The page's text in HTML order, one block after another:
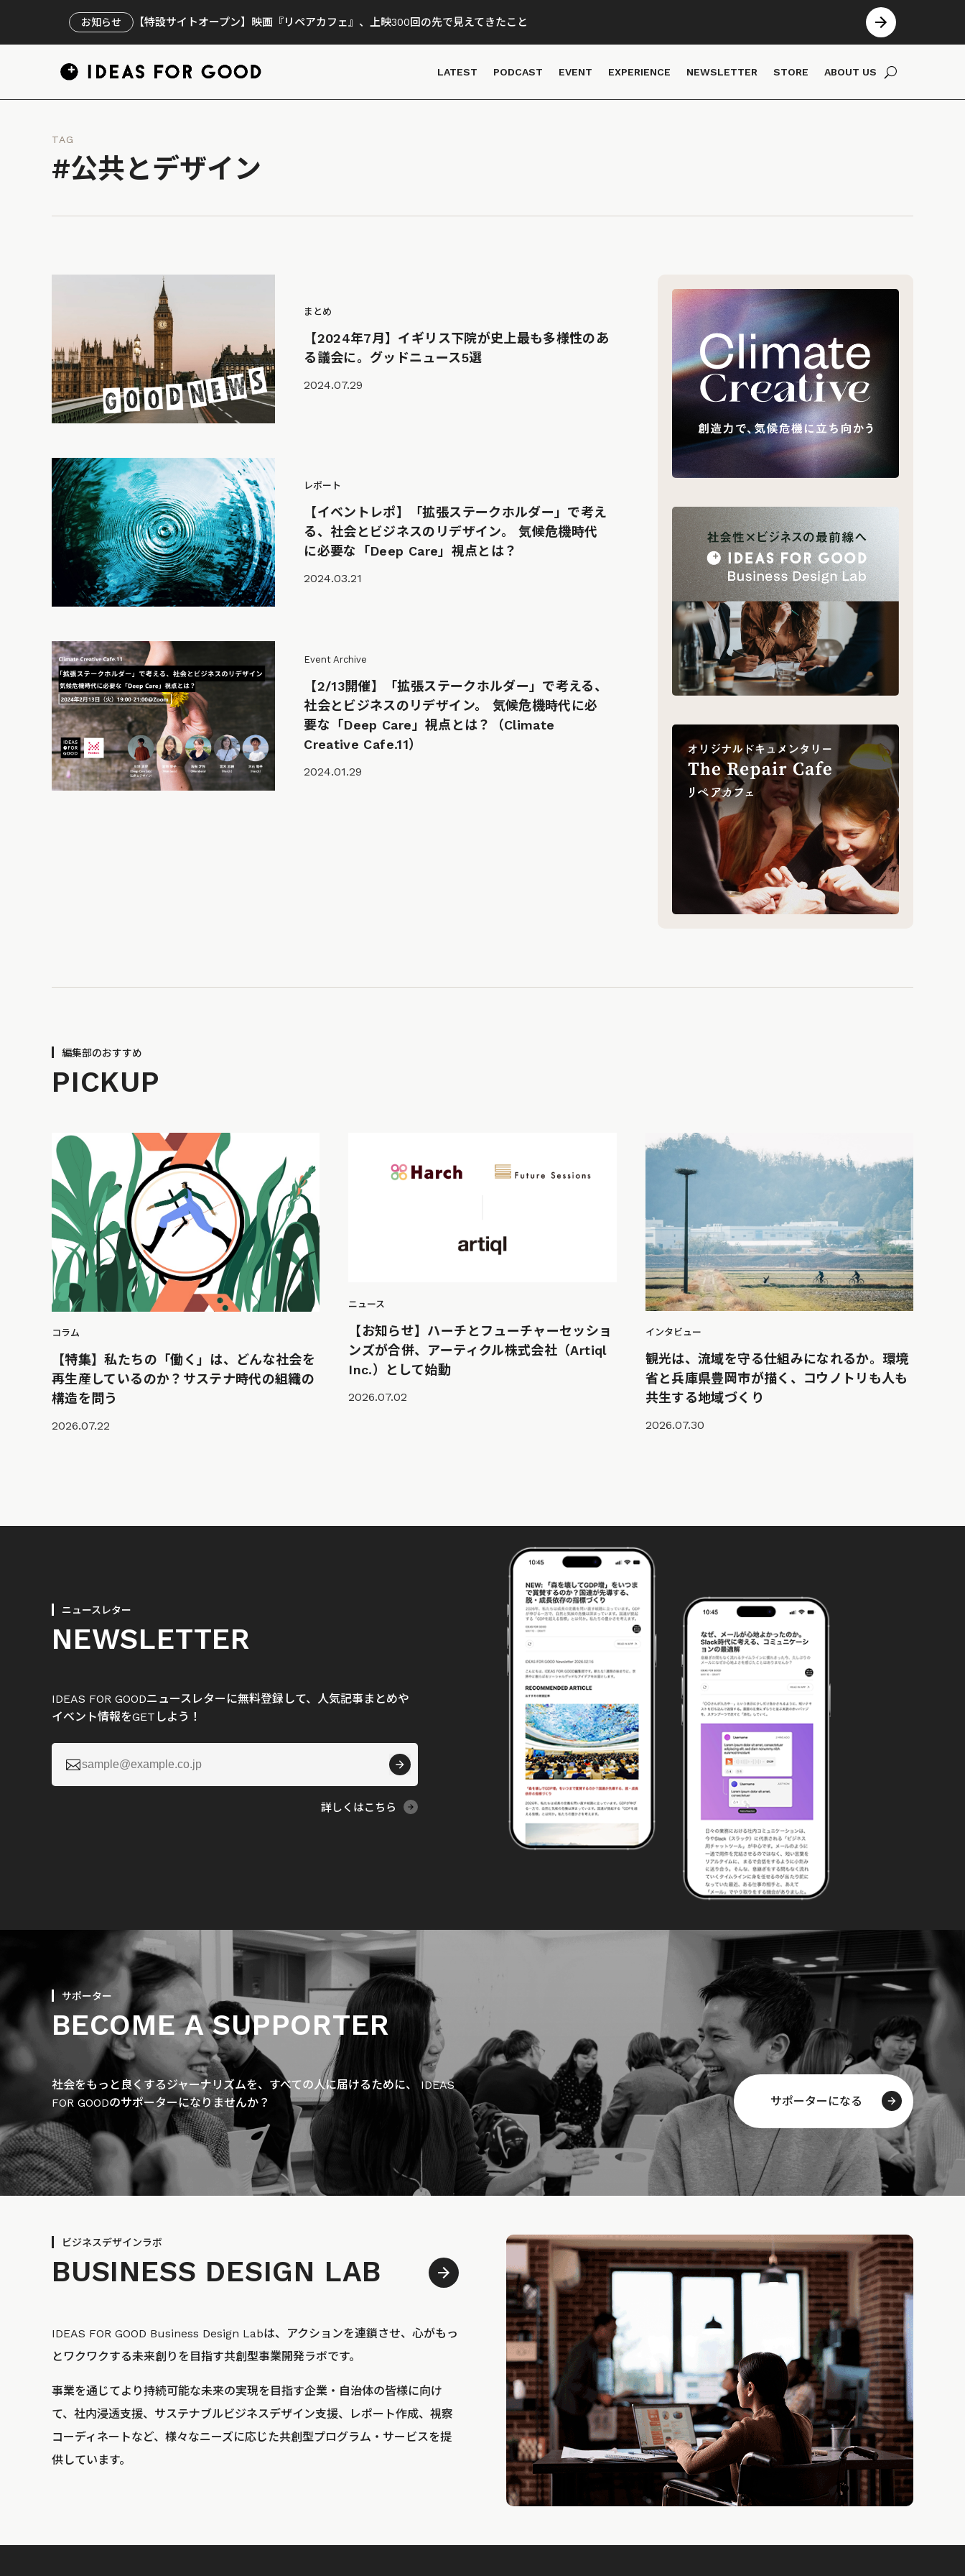
お知らせ 【特設サイトオープン】映画『リペアカフェ』、上映300回の先で見えてきたこと
LATEST PODCAST EVENT EXPERIENCE NEWSLETTER STORE ABOUT US
TAG
#公共とデザイン
まとめ
【2024年7月】イギリス下院が史上最も多様性のあ
る議会に。グッドニュース5選
2024.07.29
レポート
【イベントレポ】「拡張ステークホルダー」で考え
る、社会とビジネスのリデザイン。 気候危機時代
に必要な「Deep Care」視点とは？
2024.03.21
Event Archive
【2/13開催】「拡張ステークホルダー」で考える、
社会とビジネスのリデザイン。 気候危機時代に必
要な「Deep Care」視点とは？（Climate
Creative Cafe.11）
2024.01.29
編集部のおすすめ
PICKUP
コラム
【特集】私たちの「働く」は、どんな社会を
再生産しているのか？サステナ時代の組織の
構造を問う
2026.07.22
ニュース
【お知らせ】ハーチとフューチャーセッショ
ンズが合併、アーティクル株式会社（Artiql
Inc.）として始動
2026.07.02
インタビュー
観光は、流域を守る仕組みになれるか。環境
省と兵庫県豊岡市が描く、コウノトリも人も
共生する地域づくり
2026.07.30
ニュースレター
NEWSLETTER
IDEAS FOR GOODニュースレターに無料登録して、人気記事まとめや
イベント情報をGETしよう！

詳しくはこちら
サポーター
BECOME A SUPPORTER
社会をもっと良くするジャーナリズムを、すべての人に届けるために、 IDEAS
FOR GOODのサポーターになりませんか？
サポーターになる
ビジネスデザインラボ
BUSINESS DESIGN LAB
IDEAS FOR GOOD Business Design Labは、アクションを連鎖させ、心がもっ
とワクワクする未来創りを目指す共創型事業開発ラボです。
事業を通じてより持続可能な未来の実現を目指す企業・自治体の皆様に向け
て、社内浸透支援、サステナブルビジネスデザイン支援、レポート作成、視察
コーディネートなど、様々なニーズに応じた共創型プログラム・サービスを提
供しています。